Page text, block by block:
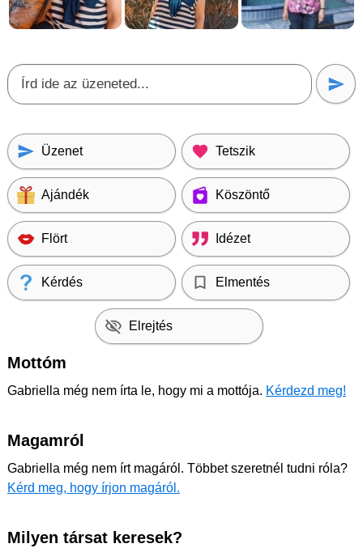
Üzenet Tetszik
Ajándék Köszöntő
Flört Idézet
Kérdés Elmentés
Elrejtés
Mottóm
Gabriella még nem írta le, hogy mi a mottója. Kérdezd meg!
Magamról
Gabriella még nem írt magáról. Többet szeretnél tudni róla?
Kérd meg, hogy írjon magáról.
Milyen társat keresek?